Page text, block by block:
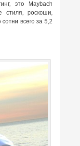
это Maybach
стиля, роскоши,
всего за 5,2